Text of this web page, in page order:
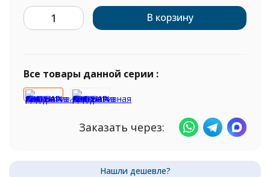
В корзину
Все товары данной серии :
Заказать через: